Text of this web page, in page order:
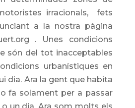
irracionals, fets
a la nostra pàgina
. Unes condicions
són del tot inacceptables
urbanístiques en
dia. Ara la gent que habita
fa solament per a passar